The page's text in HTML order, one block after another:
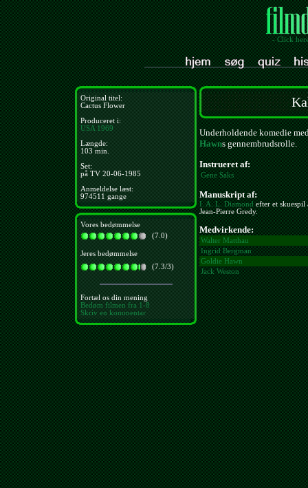
- Click
Original titel:
Cactus Flower
Produceret i:
USA 1969
Længde:
103 min.
Set:
på TV 20-06-1985
Anmeldelse læst:
974511 gange
Vores bedømmelse
(7.0)
Jeres bedømmelse
(7.3/3)
Fortæl os din mening
Bedøm filmen fra 1-8
Skriv en kommentar
Underholdende komedie
Hawns gennembrudsrolle.
Instrueret af:
Gene Saks
Manuskript af:
I. A. L. Diamondefter et skuespil
Jean-Pierre Gredy.
Medvirkende:
Walter Matthau
Ingrid Bergman
Goldie Hawn
Jack Weston